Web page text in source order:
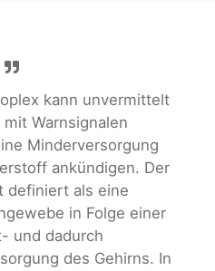
kann unvermittelt
Warnsignalen
Minderversorgung
ankündigen. Der
definiert als eine
in Folge einer
und dadurch
des Gehirns. In